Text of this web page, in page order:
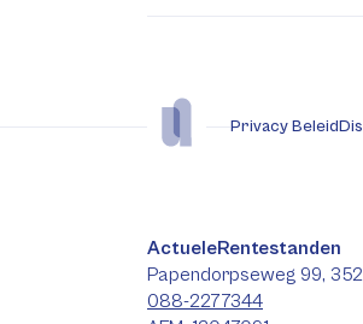
Privacy Beleid
ActueleRentestanden
Papendorpseweg 99,
088-2277344